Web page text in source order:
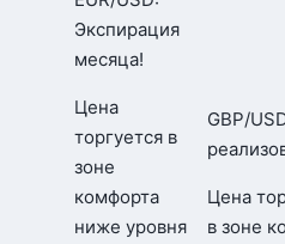
Экспирация
месяца!
Цена
торгуется в
зоне
комфорта
ниже уровня
GBP/
Цена
в зоне